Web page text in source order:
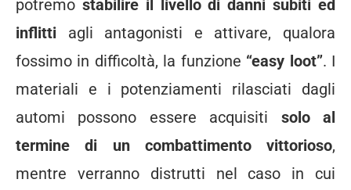
potremo stabilire il livello di danni subiti ed
inflitti agli antagonisti e attivare, qualora
fossimo in difficoltà, la funzione “easy loot”. I
materiali e i potenziamenti rilasciati dagli
automi possono essere acquisiti solo al
termine di un combattimento vittorioso,
mentre verranno distrutti nel caso in cui